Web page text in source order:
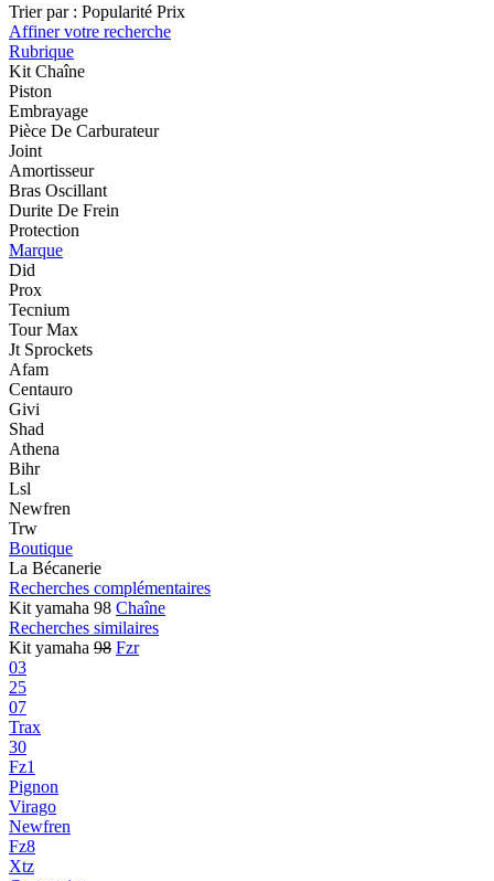
Trier par : Popularité Prix
Affiner votre recherche
Rubrique
Kit Chaîne
Piston
Embrayage
Pièce De Carburateur
Joint
Amortisseur
Bras Oscillant
Durite De Frein
Protection
Marque
Did
Prox
Tecnium
Tour Max
Jt Sprockets
Afam
Centauro
Givi
Shad
Athena
Bihr
Lsl
Newfren
Trw
Boutique
La Bécanerie
Recherches complémentaires
Kit yamaha 98 Chaîne
Recherches similaires
Kit yamaha 98 Fzr
03
25
07
Trax
30
Fz1
Pignon
Virago
Newfren
Fz8
Xtz